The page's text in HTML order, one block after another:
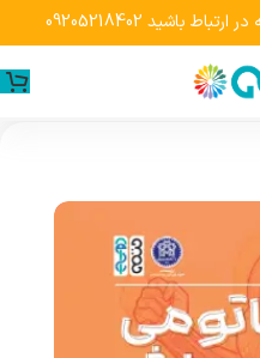
باشید 09205218402